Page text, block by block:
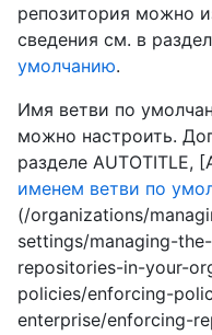
репозитория можно
сведения см. в
умолчанию.
Имя ветви по
можно настроить.
разделе AUTOTITLE,
именем ветви по
(/organizations/
settings/managing-
repositories-in-your-
policies/enforcing-
enterprise/enforcing-